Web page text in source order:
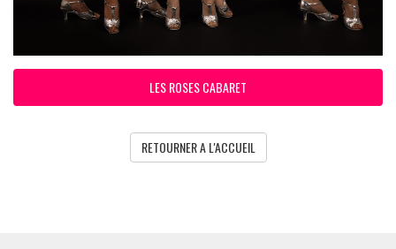
LES ROSES CABARET
RETOURNER A L'ACCUEIL